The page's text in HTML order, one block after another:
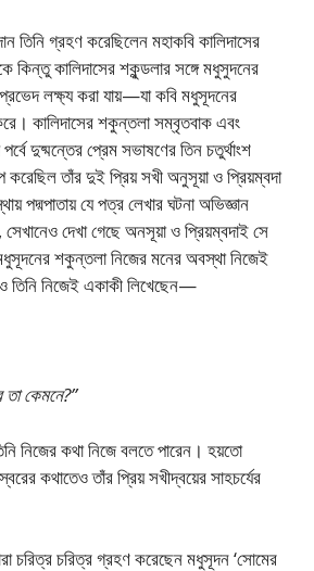
তিনি গ্রহণ করেছিলেন মহাকবি কালিদাসের
কিন্তু কালিদাসের শকুন্ডলার সঙ্গে মধুসুদনের
লক্ষ্য করা যায়—যা কবি মধুসূদনের
কালিদাসের শকুন্তলা সম্বৃতবাক এবং
দুষ্মন্তের প্রেম সভাষণের তিন চতুর্থাংশ
তাঁর দুই প্রিয় সখী অনুসূয়া ও প্রিয়ম্বদা
পদ্মপাতায় যে পত্র লেখার ঘটনা অভিজ্ঞান
দেখা গেছে অনসূয়া ও প্রিয়ম্বদাই সে
শকুন্তলা নিজের মনের অবস্থা নিজেই
তিনি নিজেই একাকী লিখেছেন—
কেমনে?”
নিজের কথা নিজে বলতে পারেন। হয়তো
কথাতেও তাঁর প্রিয় সখীদ্বয়ের সাহচর্যের
চরিত্র চরিত্র গ্রহণ করেছেন মধুসূদন ‘সোমের